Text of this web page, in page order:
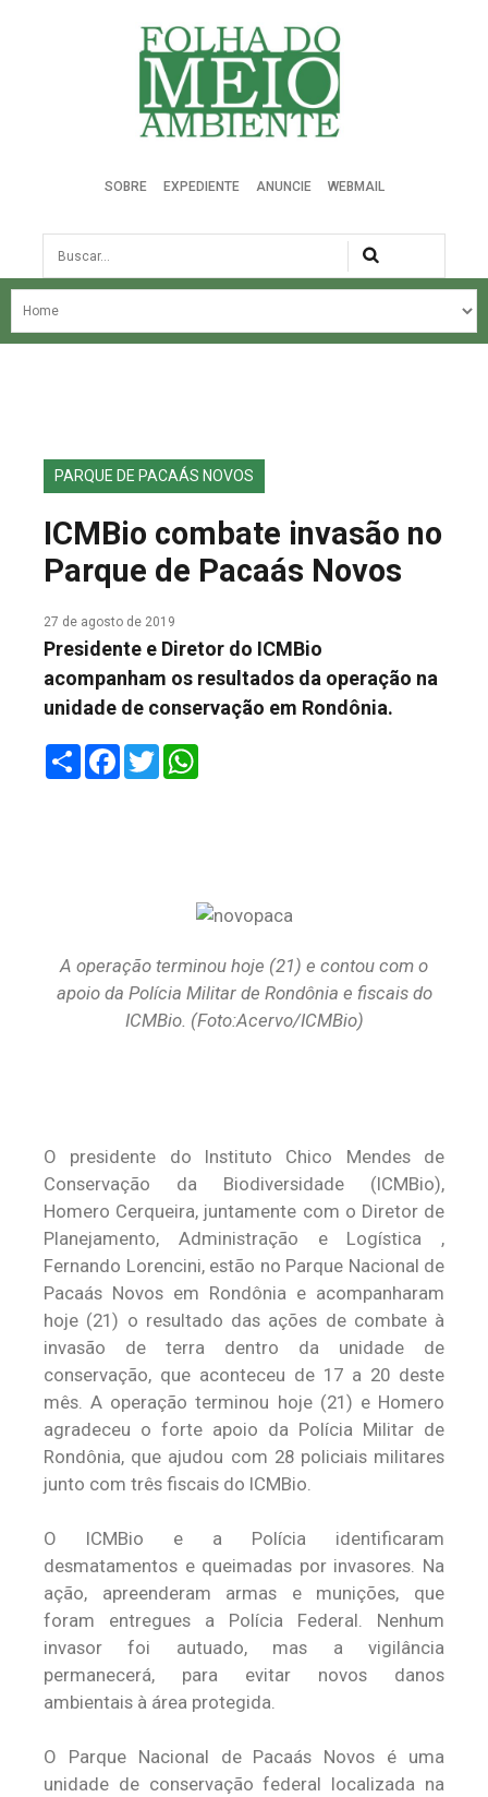
Folha do Meio Ambiente
SOBRE EXPEDIENTE ANUNCIE WEBMAIL
Busca
NOSSA HISTÓRIA
EDIÇÕES ANTERIORES
FALE CONOSCO
PARQUE DE PACAÁS NOVOS
ICMBio combate invasão no
Parque de Pacaás Novos
27 de agosto de 2019
Presidente e Diretor do ICMBio
acompanham os resultados da operação na
unidade de conservação em Rondônia.
ShareFacebook
Twitter
A operação terminou hoje (21) e contou com o
apoio da Polícia Militar de Rondônia e fiscais do
ICMBio. (Foto:Acervo/ICMBio)
O presidente do Instituto Chico Mendes de
Conservação da Biodiversidade (ICMBio),
Homero Cerqueira, juntamente com o Diretor de
Planejamento, Administração e Logística ,
Fernando Lorencini, estão no Parque Nacional de
Pacaás Novos em Rondônia e acompanharam
hoje (21) o resultado das ações de combate à
invasão de terra dentro da unidade de
conservação, que aconteceu de 17 a 20 deste
mês. A operação terminou hoje (21) e Homero
agradeceu o forte apoio da Polícia Militar de
Rondônia, que ajudou com 28 policiais militares
junto com três fiscais do ICMBio.
O ICMBio e a Polícia identificaram
desmatamentos e queimadas por invasores. Na
ação, apreenderam armas e munições, que
foram entregues a Polícia Federal. Nenhum
invasor foi autuado, mas a vigilância
permanecerá, para evitar novos danos
ambientais à área protegida.
O Parque Nacional de Pacaás Novos é uma
unidade de conservação federal localizada na